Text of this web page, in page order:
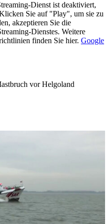
Dienst ist deaktiviert,
Sie auf "Play", um sie zu
akzeptieren Sie die
Dienstes. Weitere
finden Sie hier. Google
vor Helgoland